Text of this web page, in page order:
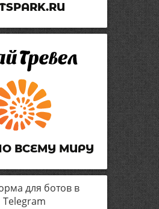
ВСЕМУ МИРУ
для ботов в
Telegram